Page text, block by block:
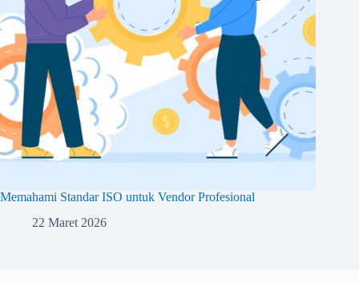
Memahami Standar ISO untuk Vendor Profesional
22 Maret 2026